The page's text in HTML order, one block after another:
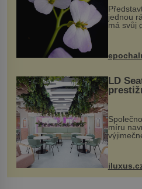
jednou
má svůj
LD
míru
areálu
budov